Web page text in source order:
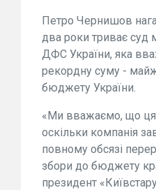
Петро Чернишов
два роки триває суд
ДФС України, яка
рекордну суму -
бюджету України.
«Ми вважаємо, що ця
оскільки компанія
повному обсязі
збори до бюджету
президент